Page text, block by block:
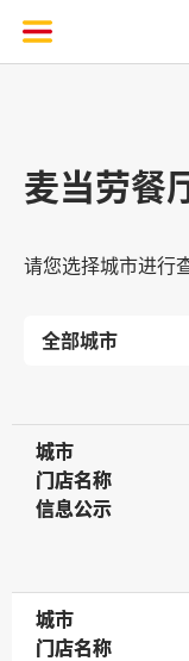
麦当劳餐
请您选择城市进行
城市
城市
门店名称
门店名称
信息公示
信息公示
城市
城市
门店名称
门店名称